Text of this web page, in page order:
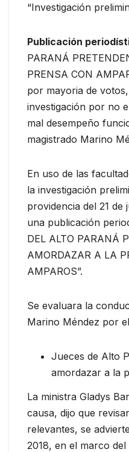
“Investigación
Publicación
PARANÁ
PRENSA CON
por mayoria de
investigación por no
mal desempeño
magistrado Marino
En uso de las
la investigación
providencia del 21 de
una publicación
DEL ALTO PARANÁ
AMORDAZAR A LA
AMPAROS”.
Se evaluara la
Marino Méndez por
Jueces de Alto
amordazar a la
La ministra Gladys
causa, dijo que
relevantes, se
2018, en el marco